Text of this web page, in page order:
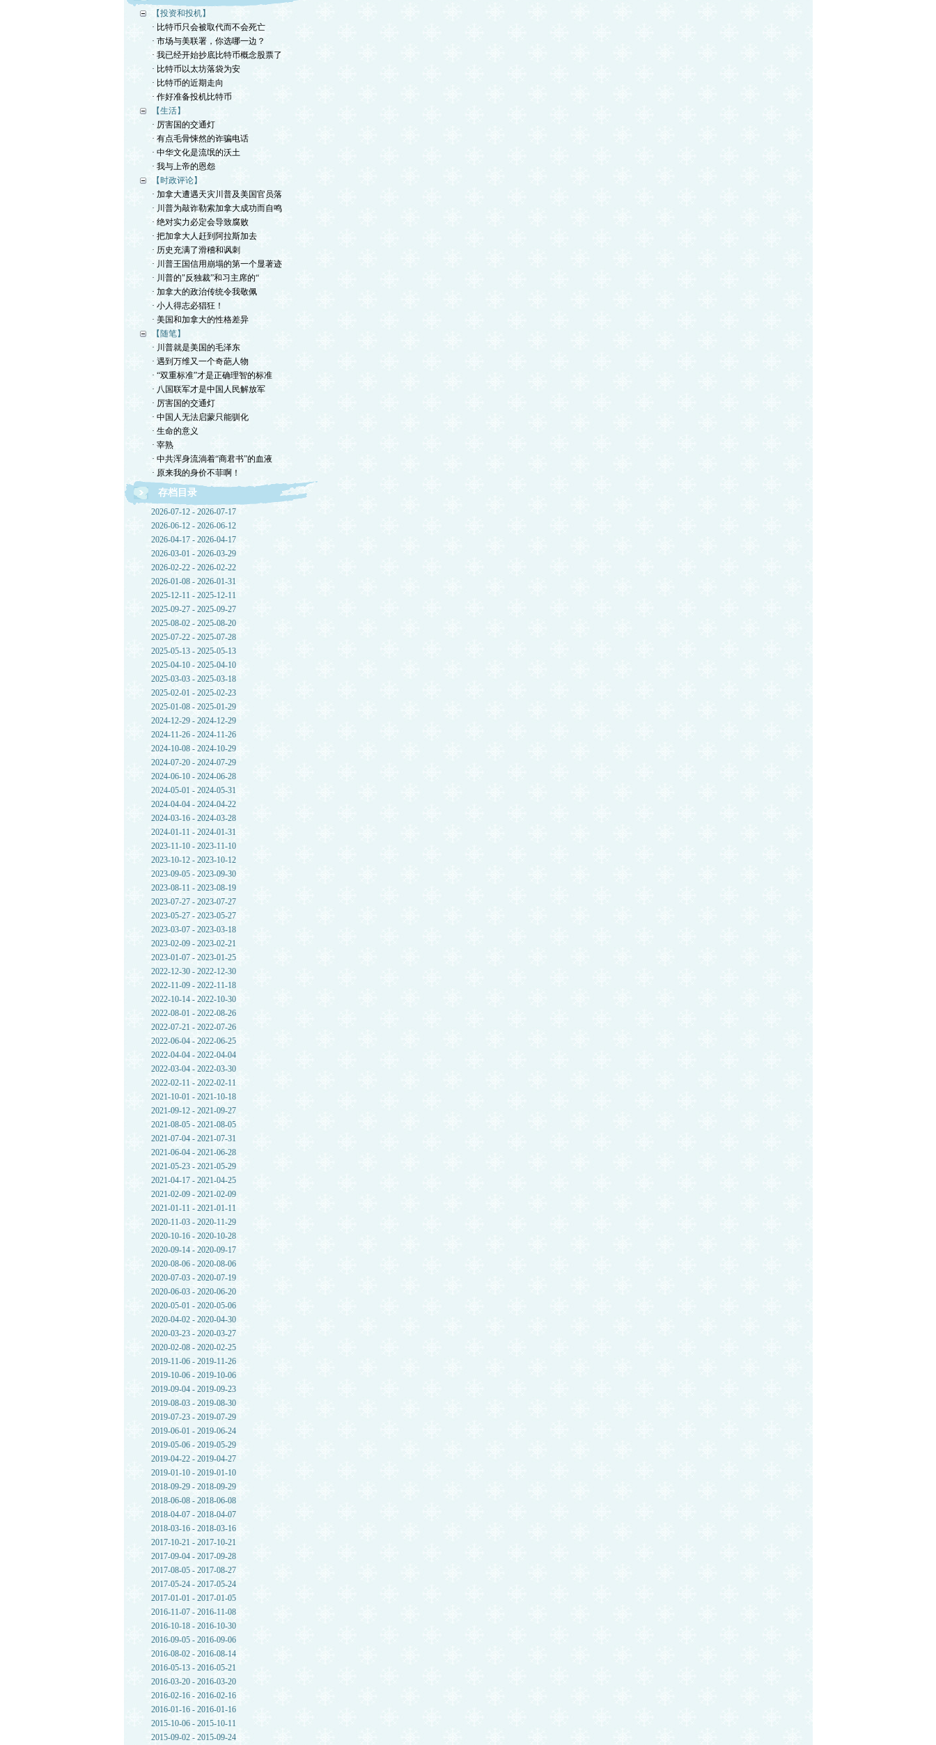
【投资和投机】
· 比特币只会被取代而不会死亡
· 市场与美联署，你选哪一边？
· 我已经开始抄底比特币概念股票了
· 比特币以太坊落袋为安
· 比特币的近期走向
· 作好准备投机比特币
【生活】
· 厉害国的交通灯
· 有点毛骨悚然的诈骗电话
· 中华文化是流氓的沃土
· 我与上帝的恩怨
【时政评论】
· 加拿大遭遇天灾川普及美国官员落
· 川普为敲诈勒索加拿大成功而自鸣
· 绝对实力必定会导致腐败
· 把加拿大人赶到阿拉斯加去
· 历史充满了滑稽和讽刺
· 川普王国信用崩塌的第一个显著迹
· 川普的"反独裁”和习主席的“
· 加拿大的政治传统令我敬佩
· 小人得志必猖狂！
· 美国和加拿大的性格差异
【随笔】
· 川普就是美国的毛泽东
· 遇到万维又一个奇葩人物
· “双重标准”才是正确理智的标准
· 八国联军才是中国人民解放军
· 厉害国的交通灯
· 中国人无法启蒙只能驯化
· 生命的意义
· 宰熟
· 中共浑身流淌着“商君书”的血液
· 原来我的身价不菲啊！
存档目录
2026-07-12 - 2026-07-17
2026-06-12 - 2026-06-12
2026-04-17 - 2026-04-17
2026-03-01 - 2026-03-29
2026-02-22 - 2026-02-22
2026-01-08 - 2026-01-31
2025-12-11 - 2025-12-11
2025-09-27 - 2025-09-27
2025-08-02 - 2025-08-20
2025-07-22 - 2025-07-28
2025-05-13 - 2025-05-13
2025-04-10 - 2025-04-10
2025-03-03 - 2025-03-18
2025-02-01 - 2025-02-23
2025-01-08 - 2025-01-29
2024-12-29 - 2024-12-29
2024-11-26 - 2024-11-26
2024-10-08 - 2024-10-29
2024-07-20 - 2024-07-29
2024-06-10 - 2024-06-28
2024-05-01 - 2024-05-31
2024-04-04 - 2024-04-22
2024-03-16 - 2024-03-28
2024-01-11 - 2024-01-31
2023-11-10 - 2023-11-10
2023-10-12 - 2023-10-12
2023-09-05 - 2023-09-30
2023-08-11 - 2023-08-19
2023-07-27 - 2023-07-27
2023-05-27 - 2023-05-27
2023-03-07 - 2023-03-18
2023-02-09 - 2023-02-21
2023-01-07 - 2023-01-25
2022-12-30 - 2022-12-30
2022-11-09 - 2022-11-18
2022-10-14 - 2022-10-30
2022-08-01 - 2022-08-26
2022-07-21 - 2022-07-26
2022-06-04 - 2022-06-25
2022-04-04 - 2022-04-04
2022-03-04 - 2022-03-30
2022-02-11 - 2022-02-11
2021-10-01 - 2021-10-18
2021-09-12 - 2021-09-27
2021-08-05 - 2021-08-05
2021-07-04 - 2021-07-31
2021-06-04 - 2021-06-28
2021-05-23 - 2021-05-29
2021-04-17 - 2021-04-25
2021-02-09 - 2021-02-09
2021-01-11 - 2021-01-11
2020-11-03 - 2020-11-29
2020-10-16 - 2020-10-28
2020-09-14 - 2020-09-17
2020-08-06 - 2020-08-06
2020-07-03 - 2020-07-19
2020-06-03 - 2020-06-20
2020-05-01 - 2020-05-06
2020-04-02 - 2020-04-30
2020-03-23 - 2020-03-27
2020-02-08 - 2020-02-25
2019-11-06 - 2019-11-26
2019-10-06 - 2019-10-06
2019-09-04 - 2019-09-23
2019-08-03 - 2019-08-30
2019-07-23 - 2019-07-29
2019-06-01 - 2019-06-24
2019-05-06 - 2019-05-29
2019-04-22 - 2019-04-27
2019-01-10 - 2019-01-10
2018-09-29 - 2018-09-29
2018-06-08 - 2018-06-08
2018-04-07 - 2018-04-07
2018-03-16 - 2018-03-16
2017-10-21 - 2017-10-21
2017-09-04 - 2017-09-28
2017-08-05 - 2017-08-27
2017-05-24 - 2017-05-24
2017-01-01 - 2017-01-05
2016-11-07 - 2016-11-08
2016-10-18 - 2016-10-30
2016-09-05 - 2016-09-06
2016-08-02 - 2016-08-14
2016-05-13 - 2016-05-21
2016-03-20 - 2016-03-20
2016-02-16 - 2016-02-16
2016-01-16 - 2016-01-16
2015-10-06 - 2015-10-11
2015-09-02 - 2015-09-24